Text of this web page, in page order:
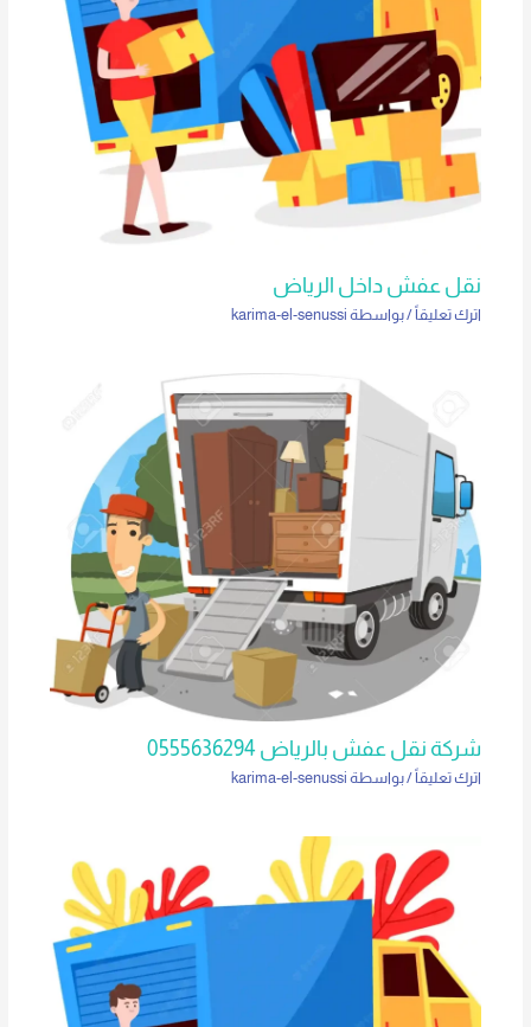
نقل عفش داخل الرياض
اترك تعليقاً / بواسطة karima-el-senussi
شركة نقل عفش بالرياض 0555636294
اترك تعليقاً / بواسطة karima-el-senussi